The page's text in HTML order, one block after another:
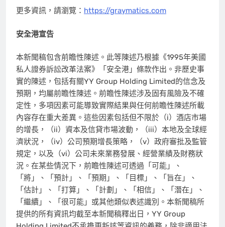
更多資訊，請瀏覽： https://graymatics.com
安全港宣告
本新聞稿包含前瞻性陳述。此等陳述乃根據《1995年美國
私人證券訴訟改革法案》「安全港」條款作出。非歷史事
實的陳述，包括有關YY Group Holding Limited的信念及
預期，均屬前瞻性陳述。前瞻性陳述涉及固有風險及不確
定性，多項因素可能導致實際結果與任何前瞻性陳述所載
內容存在重大差異。這些因素包括但不限於（i）酒店市場
的增長，（ii）資本及信貸市場波動，（iii）本地及全球經
濟狀況，（iv）公司預期增長策略，（v）政府審批及監管
規定，以及（vi）公司未來業務發展、經營業績及財務狀
況。在某些情況下，前瞻性陳述可透過「可能」、
「將」、「預計」、「預期」、「目標」、「旨在」、
「估計」、「打算」、「計劃」、「相信」、「潛在」、
「繼續」、「很可能」或其他類似表述識別。本新聞稿所
提供的所有資訊均截至本新聞稿釋出日，YY Group